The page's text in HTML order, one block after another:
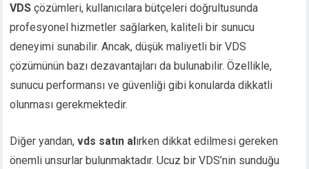
VDS çözümleri, kullanıcılara bütçeleri doğrultusunda
profesyonel hizmetler sağlarken, kaliteli bir sunucu
deneyimi sunabilir. Ancak, düşük maliyetli bir VDS
çözümünün bazı dezavantajları da bulunabilir. Özellikle,
sunucu performansı ve güvenliği gibi konularda dikkatli
olunması gerekmektedir.
Diğer yandan,vds satın alırken dikkat edilmesi gereken
önemli unsurlar bulunmaktadır. Ucuz bir VDS’nin sunduğu